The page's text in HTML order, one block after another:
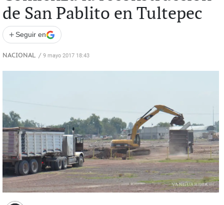
de San Pablito en Tultepec
+ Seguir en
NACIONAL / 9 mayo 2017 18:43